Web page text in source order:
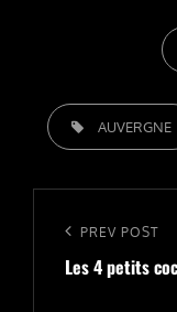
TAGS,
AUVERGNE
l’article
Previous
Post
PREV POST
Les 4 petits